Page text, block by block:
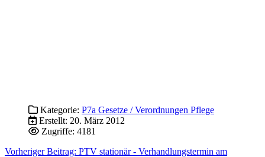
Kategorie: P7a Gesetze / Verordnungen Pflege
Erstellt: 20. März 2012
Zugriffe: 4181
Vorheriger Beitrag: PTV stationär - Verhandlungstermin am